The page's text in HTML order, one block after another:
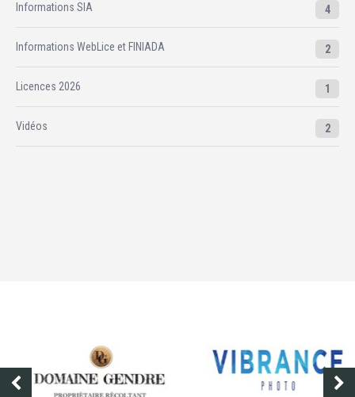
Informations SIA 4
Informations WebLice et FINIADA 2
Licences 2026 1
Vidéos 2